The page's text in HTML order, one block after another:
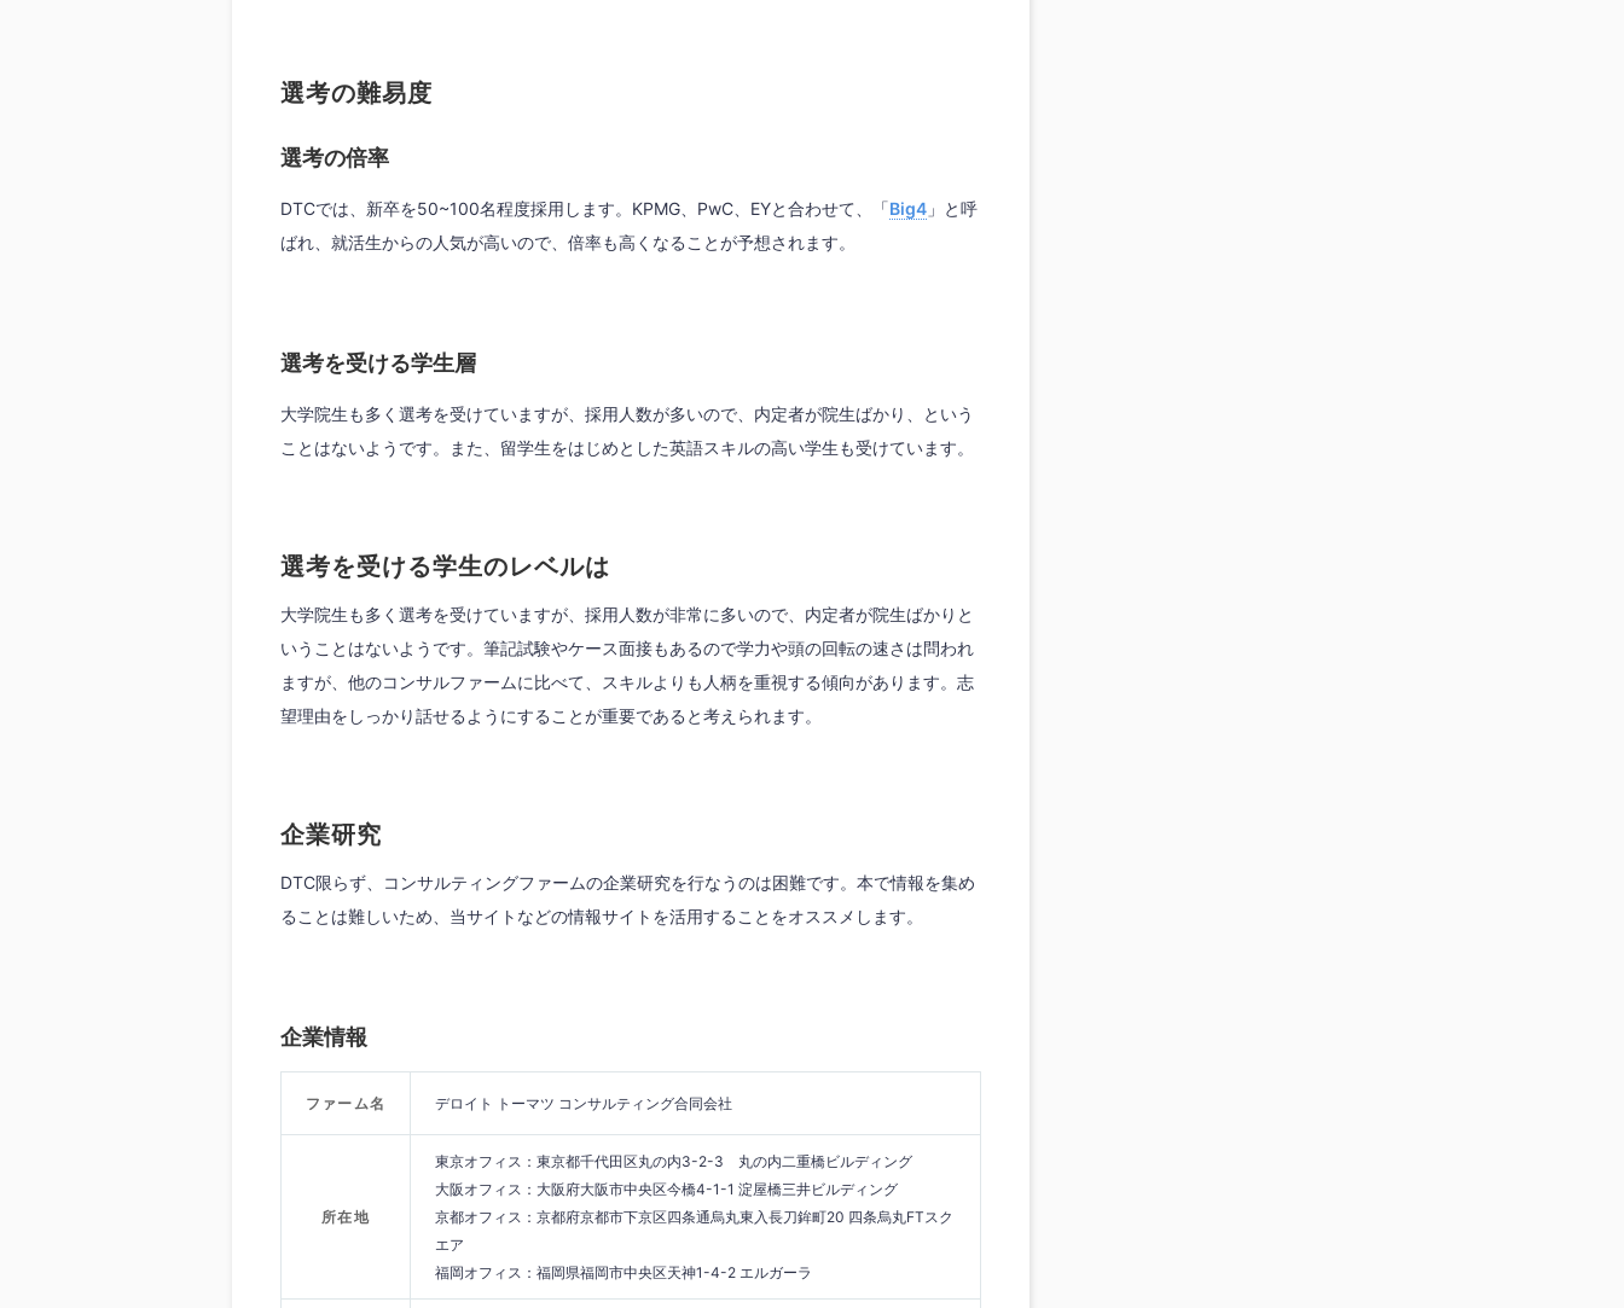
選考の難易度
選考の倍率
DTCでは、新卒を50~100名程度採用します。KPMG、PwC、EYと合わせて、「Big4 」と呼
ばれ、就活生からの人気が高いので、倍率も高くなることが予想されます。
選考を受ける学生層
大学院生も多く選考を受けていますが、採用人数が多いので、内定者が院生ばかり、という
ことはないようです。また、留学生をはじめとした英語スキルの高い学生も受けています。
選考を受ける学生のレベルは
大学院生も多く選考を受けていますが、採用人数が非常に多いので、内定者が院生ばかりと
いうことはないようです。筆記試験やケース面接もあるので学力や頭の回転の速さは問われ
ますが、他のコンサルファームに比べて、スキルよりも人柄を重視する傾向があります。志
望理由をしっかり話せるようにすることが重要であると考えられます。
企業研究
DTC限らず、コンサルティングファームの企業研究を行なうのは困難です。本で情報を集め
ることは難しいため、当サイトなどの情報サイトを活用することをオススメします。
企業情報
ファーム名 デロイト トーマツ コンサルティング合同会社
所在地
東京オフィス：東京都千代田区丸の内3-2-3 丸の内二重橋ビルディング
大阪オフィス：大阪府大阪市中央区今橋4-1-1 淀屋橋三井ビルディング
京都オフィス：京都府京都市下京区四条通烏丸東入長刀鉾町20 四条烏丸FTスク
エア
福岡オフィス：福岡県福岡市中央区天神1-4-2 エルガーラ